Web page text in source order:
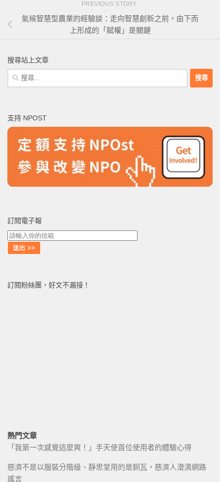
PREVIOUS STORY
氣候智慧型農業的經驗談：走向智慧創新之前，由下而
上形成的「賦權」是關鍵
搜尋站上文章
搜
尋
字:
支持 NPOST
訂閱電子報
訂閱粉絲團，好文不漏接！
熱門文章
「我第一次感覺這麼爽！」手天使首位使用者的體驗心得
慈濟不是以服裝分階級、靜思堂用的是銅瓦，慈濟人澄清網路
謠言